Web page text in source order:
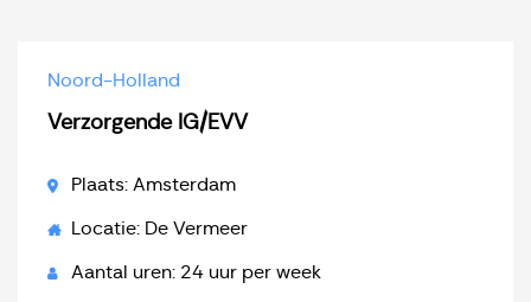
Noord-Holland
Verzorgende IG/EVV
Plaats: Amsterdam
Locatie: De Vermeer
Aantal uren: 24 uur per week